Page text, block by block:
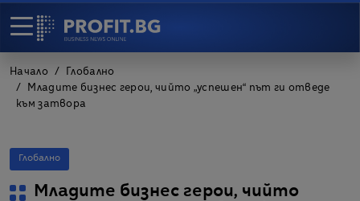
Начало
Глобално
Младите бизнес герои, чийто „успешен“ път ги отведе
към затвора
Глобално
Младите бизнес герои, чийто